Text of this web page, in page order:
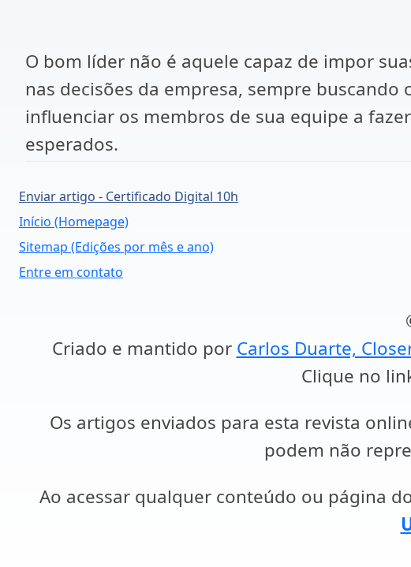
O bom líder não é aquele capaz de impor
nas decisões da empresa, sempre
influenciar os membros de sua equipe a
esperados.
Enviar artigo - Certificado Digital 10h
Início (Homepage)
Sitemap (Edições por mês e ano)
Entre em contato
Criado e mantido por Carlos Duarte,
Clique no
Os artigos enviados para esta revista
podem não
Ao acessar qualquer conteúdo ou página